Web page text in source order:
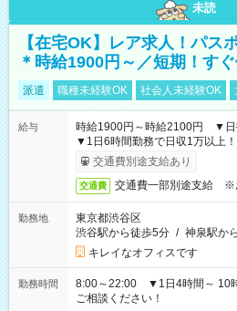
未読
【在宅OK】レア求人！パス
＊時給1900円～／短期！す
派遣 職種未経験OK 社会人未経験OK
給与
時給1900円～時給2100円 ▼
▼1日6時間勤務で日収1万以上！
交通費別途支給あり
交通費 交通費一部別途支給 ※
勤務地
東京都渋谷区
渋谷駅から徒歩5分 / 神泉駅か
キレイなオフィスです
勤務時間
8:00～22:00 ▼1日4時間～ 10
ご相談ください！